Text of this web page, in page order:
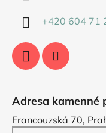
+420 604 71
Adresa kamenné
Francouzská 70,